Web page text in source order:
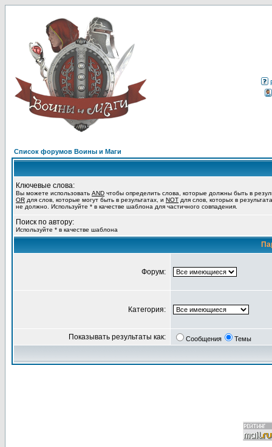
Список форумов Воины и Маги
Ключевые слова:
Вы можете использовать AND чтобы определить слова, которые должны быть в
OR для слов, которые могут быть в результатах, и NOT для слов, которых в
не должно. Используйте * в качестве шаблона для частичного совпадения.
Поиск по автору:
Используйте * в качестве шаблона
Форум:
Категория:
Показывать результаты как: Сообщения Темы